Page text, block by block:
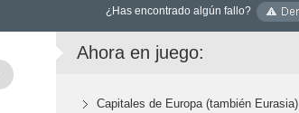
¿Has encontrado algún fallo?
Ahora en juego:
Capitales de Europa (también Eurasia)